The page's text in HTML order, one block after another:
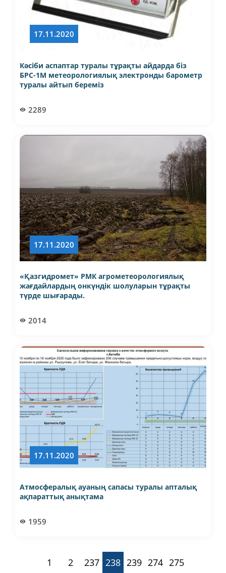
17.11.2020
Кәсіби аспаптар туралы тұрақты айдарда біз
БРС-1М метеорологиялық электронды барометр
туралы айтып береміз
2289
17.11.2020
«Қазгидромет» РМК агрометеорологиялық
жағдайлардың онкүндік шолуларын тұрақты
түрде шығарады.
2014
17.11.2020
Атмосфералық ауаның сапасы туралы апталық
ақпараттық анықтама
1959
1 2 237 238 239 274 275